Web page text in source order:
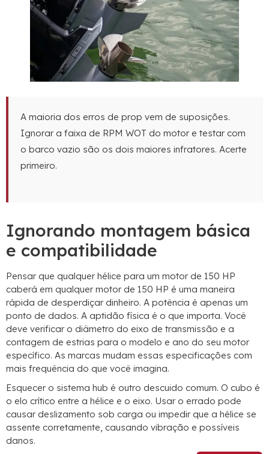
A maioria dos erros de prop vem de suposições.
Ignorar a faixa de RPM WOT do motor e testar com
o barco vazio são os dois maiores infratores. Acerte
primeiro.
Ignorando montagem básica
e compatibilidade
Pensar que qualquer hélice para um motor de 150 HP
caberá em qualquer motor de 150 HP é uma maneira
rápida de desperdiçar dinheiro. A potência é apenas um
ponto de dados. A aptidão física é o que importa. Você
deve verificar o diâmetro do eixo de transmissão e a
contagem de estrias para o modelo e ano do seu motor
específico. As marcas mudam essas especificações com
mais frequência do que você imagina.
Esquecer o sistema hub é outro descuido comum. O cubo é
o elo crítico entre a hélice e o eixo. Usar o errado pode
causar deslizamento sob carga ou impedir que a hélice se
assente corretamente, causando vibração e possíveis
danos.